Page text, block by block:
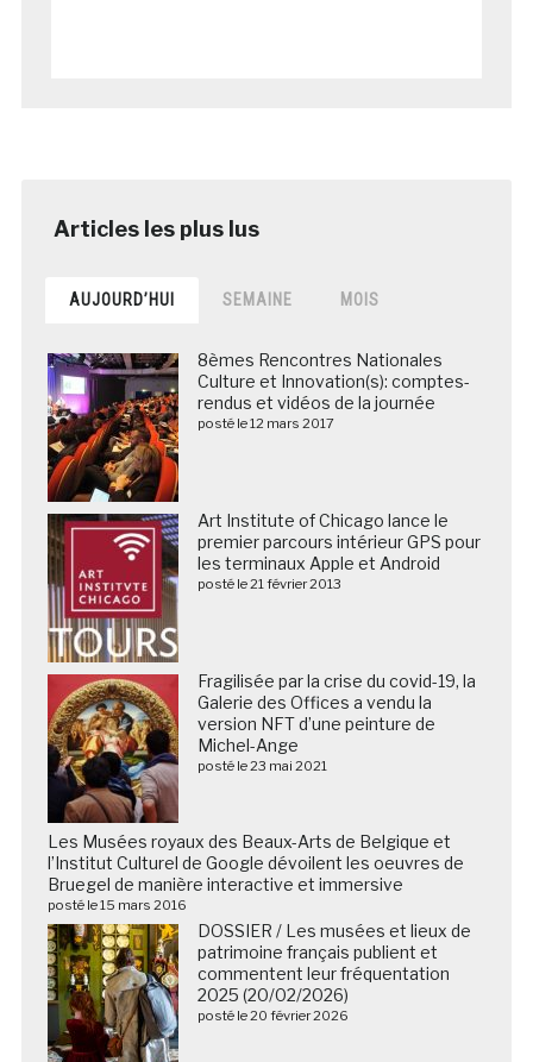
AUJOURD’HUI SEMAINE MOIS
8èmes Rencontres Nationales
Culture et Innovation(s): comptes-
rendus et vidéos de la journée
posté le 12 mars 2017
Art Institute of Chicago lance le
premier parcours intérieur GPS pour
les terminaux Apple et Android
posté le 21 février 2013
Fragilisée par la crise du covid-19, la
Galerie des Offices a vendu la
version NFT d’une peinture de
Michel-Ange
posté le 23 mai 2021
Les Musées royaux des Beaux-Arts de Belgique et
l’Institut Culturel de Google dévoilent les oeuvres de
Bruegel de manière interactive et immersive
posté le 15 mars 2016
DOSSIER / Les musées et lieux de
patrimoine français publient et
commentent leur fréquentation
2025 (20/02/2026)
posté le 20 février 2026